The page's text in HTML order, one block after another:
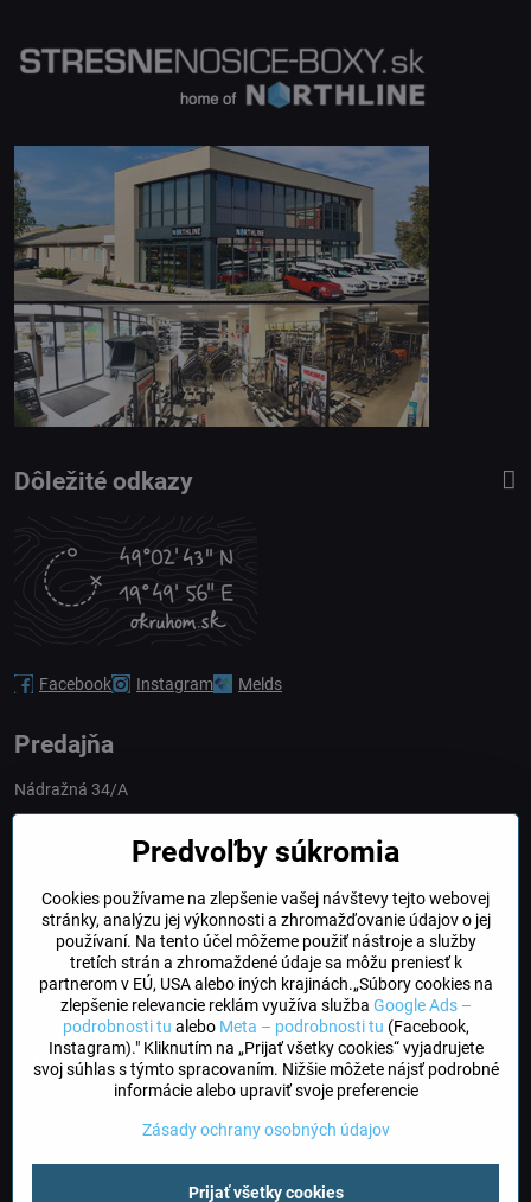
Dôležité odkazy
Facebook Instagram Melds
Predajňa
Nádražná 34/A
obchod​@northline​.sk
Otváracie hodiny
PO, UT, STR, ŠT: 9.00 - 17.00
PIA: 8.00 - 16.00
DogFriendly
Psíky sú u nás vítané
©2026Copyright
Predvoľby súkromiaZásady ochrany osobných údajov
Predvoľby súkromia
Cookies používame na zlepšenie vašej návštevy tejto webovej
stránky, analýzu jej výkonnosti a zhromažďovanie údajov o jej
používaní. Na tento účel môžeme použiť nástroje a služby
tretích strán a zhromaždené údaje sa môžu preniesť k
partnerom v EÚ, USA alebo iných krajinách.„Súbory cookies na
zlepšenie relevancie reklám využíva služba Google Ads –
podrobnosti tu alebo Meta – podrobnosti tu (Facebook,
Instagram)." Kliknutím na „Prijať všetky cookies“ vyjadrujete
svoj súhlas s týmto spracovaním. Nižšie môžete nájsť podrobné
informácie alebo upraviť svoje preferencie
Zásady ochrany osobných údajov
Prijať všetky cookies